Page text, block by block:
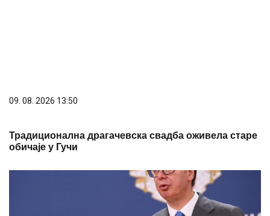
Традиционална драгачевска свадба оживела старе